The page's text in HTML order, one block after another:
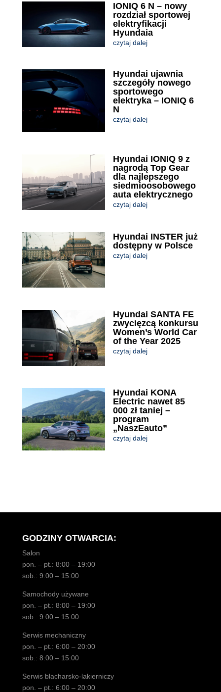
IONIQ 6 N – nowy
rozdział sportowej
elektryfikacji
Hyundaia
czytaj dalej
Hyundai ujawnia
szczegóły nowego
sportowego
elektryka – IONIQ 6
N
czytaj dalej
Hyundai IONIQ 9 z
nagrodą Top Gear
dla najlepszego
siedmioosobowego
auta elektrycznego
czytaj dalej
Hyundai INSTER już
dostępny w Polsce
czytaj dalej
Hyundai SANTA FE
zwycięzcą konkursu
Women’s World Car
of the Year 2025
czytaj dalej
Hyundai KONA
Electric nawet 85
000 zł taniej –
program
„NaszEauto”
czytaj dalej
GODZINY OTWARCIA:
Salon
pon. – pt.: 8:00 – 19:00
sob.: 9:00 – 15:00
Samochody używane
pon. – pt.: 8:00 – 19:00
sob.: 9:00 – 15:00
Serwis mechaniczny
pon. – pt.: 6:00 – 20:00
sob.: 8:00 – 15:00
Serwis blacharsko-lakierniczy
pon. – pt.: 6:00 – 20:00